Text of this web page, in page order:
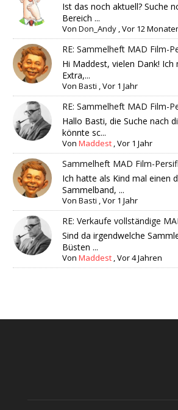
Ist das noch aktuell? Suche
Bereich ...
VonDon_Andy ,Vor 12
RE: Sammelheft MAD Film-
Hi Maddest, vielen Dank!
Extra,...
VonBasti ,Vor 1 Jahr
RE: Sammelheft MAD Film-
Hallo Basti, die Suche nach
könnte sc...
VonMaddest ,Vor 1 Jahr
Sammelheft MAD Film-
Ich hatte als Kind mal einen
Sammelband, ...
VonBasti ,Vor 1 Jahr
RE: Verkaufe vollständige
Sind da irgendwelche
Büsten ...
VonMaddest ,Vor 4 Jahren